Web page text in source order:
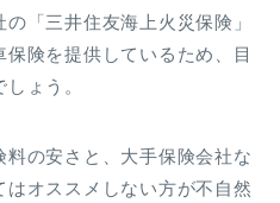
「三井住友海上火災保険」
険を提供しているため、目
ょう。
の安さと、大手保険会社な
オススメしない方が不自然